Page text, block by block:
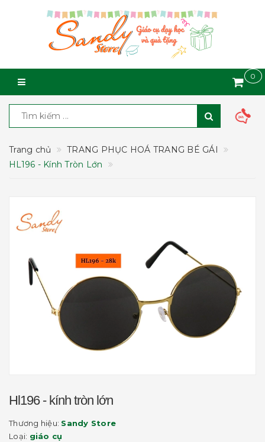
0
Trang chủ
TRANG PHỤC HOÁ TRANG BÉ GÁI
HL196 - Kính Tròn Lớn
Hl196 - kính tròn lớn
Thương hiệu: Sandy Store
Loại: giáo cụ